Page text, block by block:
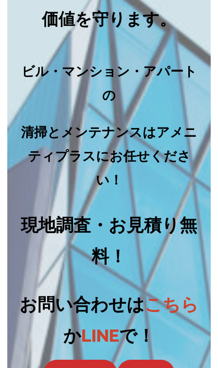
価値を守ります。
ビル・マンション・アパート
の
清掃とメンテナンスはアメニ
ティプラスにお任せくださ
い！
現地調査・お見積り無
料！
お問い合わせはこちら
かLINEで！